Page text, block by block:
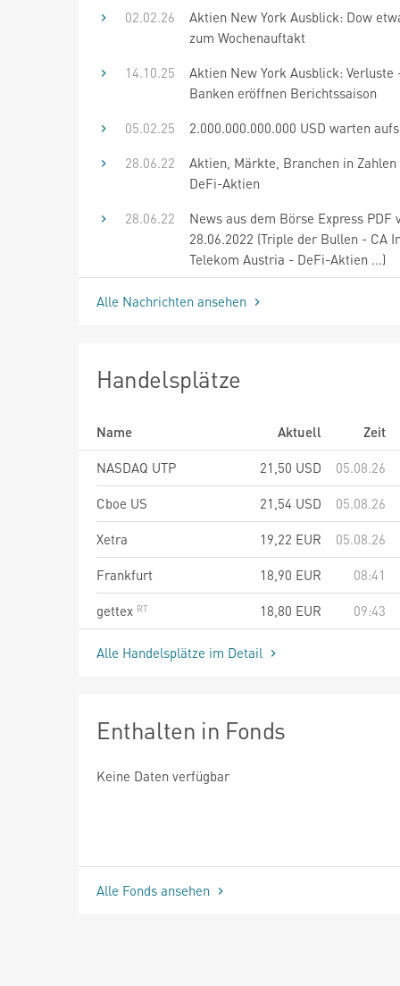
02.02.26
Aktien New York Ausblick: Dow
zum Wochenauftakt
14.10.25
Aktien New York Ausblick: Verluste
Banken eröffnen Berichtssaison
05.02.25
2.000.000.000.000 USD warten
28.06.22
Aktien, Märkte, Branchen in
DeFi-Aktien
28.06.22
News aus dem Börse Express PDF
28.06.2022 (Triple der Bullen - CA
Telekom Austria - DeFi-Aktien ...)
Alle Nachrichten ansehen
Handelsplätze
Name Aktuell
Zeit
NASDAQ UTP
21,50 USD
05.08.26
Cboe US
21,54 USD
05.08.26
Xetra
19,22 EUR
05.08.26
Frankfurt
18,90 EUR
08:41
gettex
18,80 EUR 09:43
Alle Handelsplätze im Detail
Enthalten in Fonds
Keine Daten verfügbar
Alle Fonds ansehen